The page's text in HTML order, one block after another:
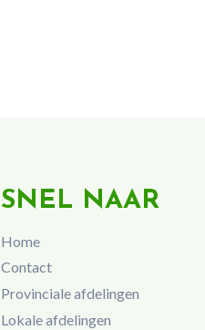
SNEL NAAR
Home
Contact
Provinciale afdelingen
Lokale afdelingen